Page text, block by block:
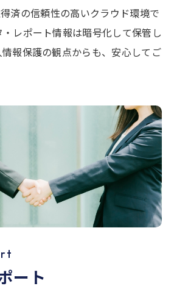
類ラベリング
では、全体の分析結果を踏ま
応じて「詐欺の可能性あり」な
れます。また「説明の一貫性
ータでも高い不安・不信感が観
といった背景説明や理由を提示
緊急度や優先度も明確にラベ
め、調査担当者は対応の優先順
ることができます。
て、
発見：感情解析で虚偽や誇張の
済の信頼性の高いクラウド環境で
レポート情報は暗号化して保管し
報保護の観点からも、安心してご
rt
ー ト